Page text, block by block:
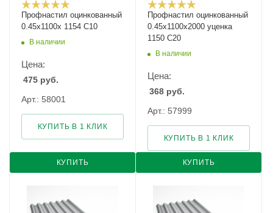
Профнастил оцинкованный
0.45х1100х 1154 С10
В наличии
Цена:
475 руб.
Арт.: 58001
КУПИТЬ
КУПИТЬ В 1 КЛИК
Профнастил оцинкованный
0.45х1100х2000 уценка
1150 С20
В наличии
Цена:
368 руб.
Арт.: 57999
КУПИТЬ
КУПИТЬ В 1 КЛИК